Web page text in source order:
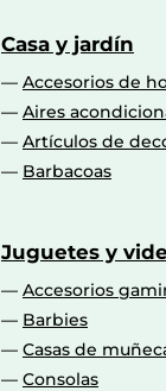
Casa y jardín
Accesorios de
Aires
Artículos de
Barbacoas
Juguetes y
Accesorios
Barbies
Casas de
Consolas